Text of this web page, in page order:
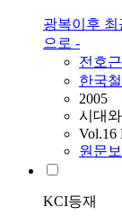
광복이후
으로 -
전호
한국
2005
시대
Vol.16
원문보
KCI등재